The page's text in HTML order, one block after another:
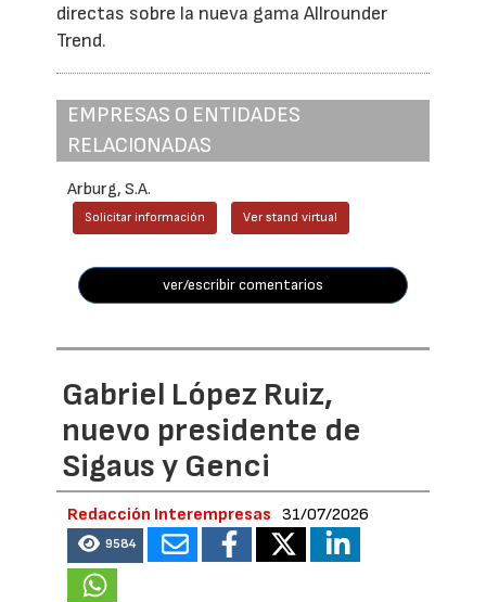
directas sobre la nueva gama Allrounder
Trend.
EMPRESAS O ENTIDADES
RELACIONADAS
Arburg, S.A.
Solicitar información Ver stand virtual
ver/escribir comentarios
Gabriel López Ruiz,
nuevo presidente de
Sigaus y Genci
Redacción Interempresas 31/07/2026
9584